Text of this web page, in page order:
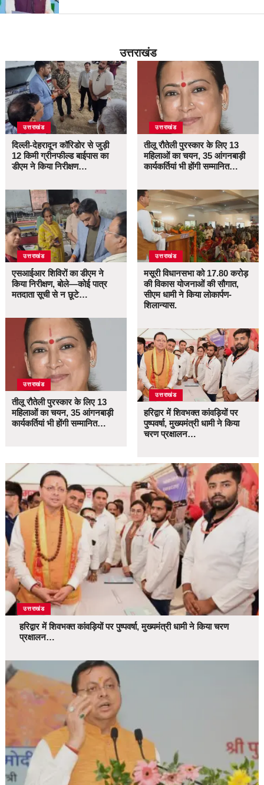
उत्तराखंड
उत्तराखंड
दिल्ली-देहरादून कॉरिडोर से जुड़ी
12 किमी ग्रीनफील्ड बाईपास का
डीएम ने किया निरीक्षण…
उत्तराखंड
एसआईआर शिविरों का डीएम ने
किया निरीक्षण, बोले—कोई पात्र
मतदाता सूची से न छूटे…
उत्तराखंड
तीलू रौतेली पुरस्कार के लिए 13
महिलाओं का चयन, 35 आंगनबाड़ी
कार्यकर्तियां भी होंगी सम्मानित…
उत्तराखंड
तीलू रौतेली पुरस्कार के लिए 13
महिलाओं का चयन, 35 आंगनबाड़ी
कार्यकर्तियां भी होंगी सम्मानित…
उत्तराखंड
मसूरी विधानसभा को 17.80 करोड़
की विकास योजनाओं की सौगात,
सीएम धामी ने किया लोकार्पण-
शिलान्यास.
उत्तराखंड
हरिद्वार में शिवभक्त कांवड़ियों पर
पुष्पवर्षा, मुख्यमंत्री धामी ने किया
चरण प्रक्षालन…
उत्तराखंड
हरिद्वार में शिवभक्त कांवड़ियों पर पुष्पवर्षा, मुख्यमंत्री धामी ने किया चरण
प्रक्षालन…